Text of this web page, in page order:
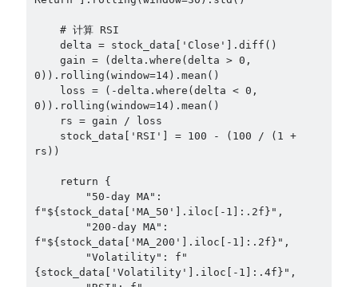
0)).rolling(window=14).mean()
0)).rolling(window=14).mean()
rs))
f"${stock_data['MA_50'].iloc[-1]:.2f}",
f"${stock_data['MA_200'].iloc[-1]:.2f}",
{stock_data['Volatility'].iloc[-1]:.4f}",